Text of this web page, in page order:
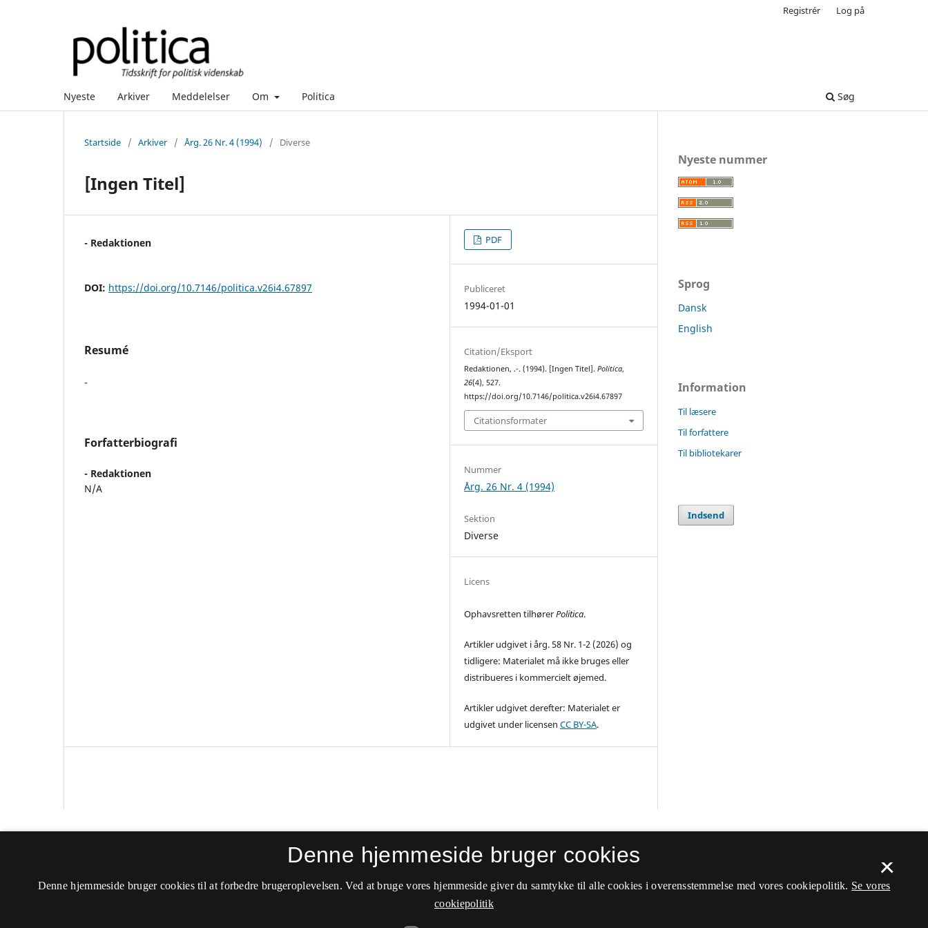
Nyeste Arkiver Meddelelser Om Politica Søg
Registrér Log på
Startside / Arkiver / Årg. 26 Nr. 4 (1994) / Diverse
[Ingen Titel]
- Redaktionen
DOI: https://doi.org/10.7146/politica.v26i4.67897
Resumé
-
Forfatterbiografi
- Redaktionen
N/A
PDF
Publiceret
1994-01-01
Citation/Eksport
Redaktionen, .-. (1994). [Ingen Titel].Politica,
26(4), 527.
https://doi.org/10.7146/politica.v26i4.67897
Citationsformater
Nummer
Årg. 26 Nr. 4 (1994)
Sektion
Diverse
Licens
Ophavsretten tilhørerPolitica.
Artikler udgivet i årg. 58 Nr. 1-2 (2026) og
tidligere: Materialet må ikke bruges eller
distribueres i kommercielt øjemed.
Artikler udgivet derefter: Materialet er
udgivet under licensenCC BY-SA.
Nyeste nummer
Sprog
Dansk
English
Information
Til læsere
Til forfattere
Til bibliotekarer
Indsend
ISSN 2246-042X (Online)
×
Denne hjemmeside bruger cookies
Denne hjemmeside bruger cookies til at forbedre brugeroplevelsen. Ved at bruge vores hjemmeside giver du samtykke til alle cookies i overensstemmelse med vores cookiepolitik. Se vores
cookiepolitik